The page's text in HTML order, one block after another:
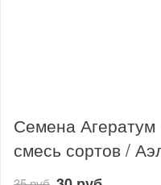
Семена Агератум
смесь сортов /